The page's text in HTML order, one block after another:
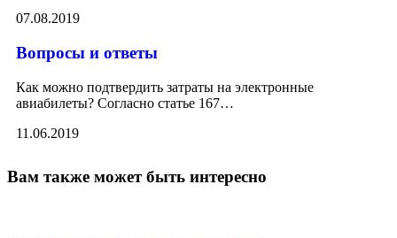
07.08.2019
Вопросы и ответы
Как можно подтвердить затраты на электронные
авиабилеты? Согласно статье 167…
11.06.2019
Вам также может быть интересно